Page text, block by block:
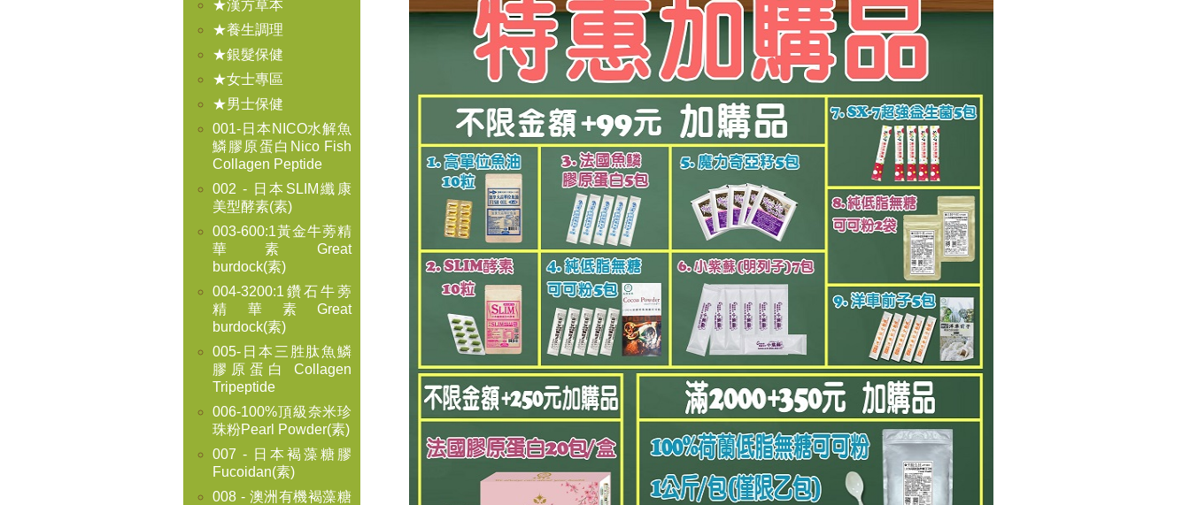
★漢方草本
★養生調理
★銀髮保健
★女士專區
★男士保健
001-日本NICO水解魚
鱗膠原蛋白Nico Fish
Collagen Peptide
002 - 日本SLIM纖康
美型酵素(素)
003-600:1黃金牛蒡精
華素Great
burdock(素)
004-3200:1鑽石牛蒡
精華素Great
burdock(素)
005-日本三胜肽魚鱗
膠原蛋白 Collagen
Tripeptide
006-100%頂級奈米珍
珠粉Pearl Powder(素)
007 - 日本褐藻糖膠
Fucoidan(素)
008 - 澳洲有機褐藻糖